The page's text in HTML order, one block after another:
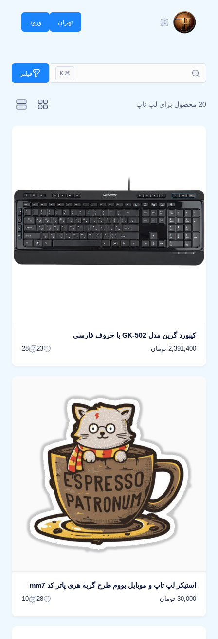
تهران ورود
⌘ K فیلتر
20 محصول برای لپ تاپ
کیبورد گرین مدل GK-502 با حروف فارسی
2,391,400 تومان 23
28
استیکر لپ تاپ و موبایل بووم طرح گربه هری پاتر کد mm7
30,000 تومان 28
10